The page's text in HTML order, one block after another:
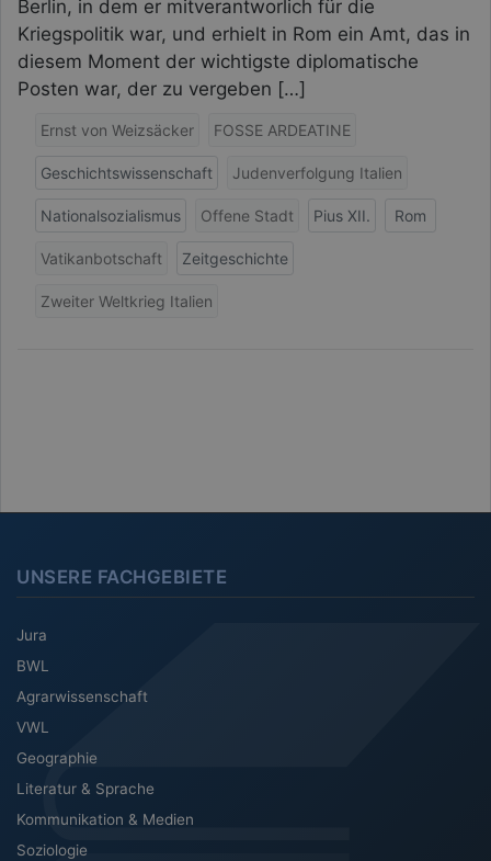
Berlin, in dem er mitverantworlich für die
Kriegspolitik war, und erhielt in Rom ein Amt, das in
diesem Moment der wichtigste diplomatische
Posten war, der zu vergeben […]
Ernst von Weizsäcker FOSSE ARDEATINE
Geschichtswissenschaft Judenverfolgung Italien
Nationalsozialismus Offene Stadt Pius XII. Rom
Vatikanbotschaft Zeitgeschichte
Zweiter Weltkrieg Italien
UNSERE FACHGEBIETE
Jura
BWL
Agrarwissenschaft
VWL
Geographie
Literatur & Sprache
Kommunikation & Medien
Soziologie